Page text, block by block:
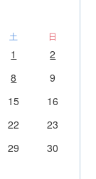
土 日
1
2
8
9
15
16
22
23
29
30